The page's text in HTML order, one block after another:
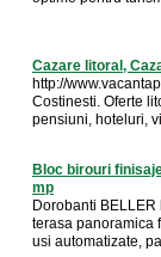
Cazare litoral,
http://
Costinesti. Oferte
pensiuni, hoteluri,
Bloc birouri
mp
Dorobanti
terasa panoramica
usi automatizate,